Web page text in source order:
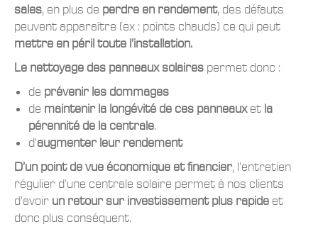
sales, en plus de perdre en rendement, des défauts
peuvent apparaître (ex : points chauds) ce qui peut
mettre en péril toute l’installation.
Le nettoyage des panneaux solaires permet donc :
de prévenir les dommages
de maintenir la longévité de ces panneauxet la
pérennité de la centrale.
d’augmenter leur rendement
D’un point de vue économique et financier, l’entretien
régulier d’une centrale solaire permet à nos clients
d’avoir un retour sur investissement plus rapide et
donc plus conséquent.